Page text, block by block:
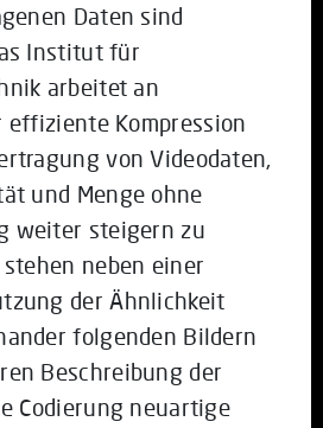
Daten sind
Institut für
arbeitet an
Kompression
von Videodaten,
und Menge ohne
weiter steigern zu
neben einer
der Ähnlichkeit
folgenden Bildern
Beschreibung der
Codierung neuartige